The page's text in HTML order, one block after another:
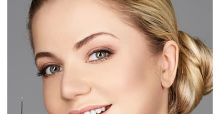
الطب التجميلي
حقن حمض الهيل رونيك
حقن البوتكس
عمليَة تجميل الأنف الطبيَة
تعديل الحاجز الأنفي